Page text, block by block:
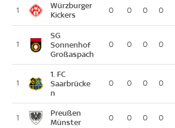
1
Würzburger
Kickers
0 0 0 0
1
SG
Sonnenhof
Großaspach
0 0 0 0
1
1. FC
Saarbrücke
n
0 0 0 0
1
Preußen
Münster
0 0 0 0